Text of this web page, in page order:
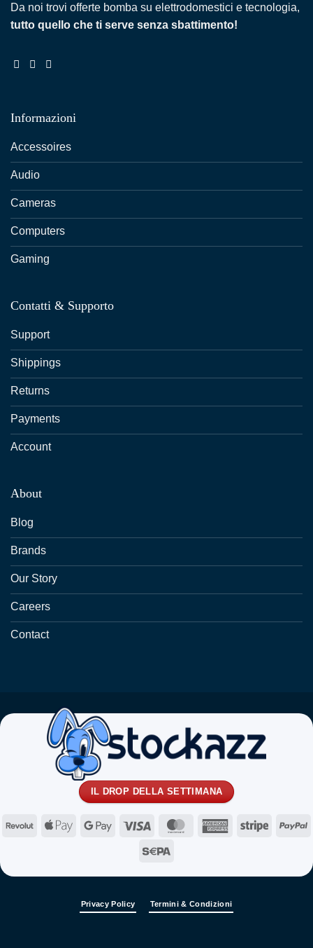
Da noi trovi offerte bomba su elettrodomestici e tecnologia,
tutto quello che ti serve senza sbattimento!
Informazioni
Accessoires
Audio
Cameras
Computers
Gaming
Contatti & Supporto
Support
Shippings
Returns
Payments
Account
About
Blog
Brands
Our Story
Careers
Contact
IL DROP DELLA SETTIMANA
RevolutApple
Google
Visa MasterCardAmericanStripe
Privacy Policy Termini & Condizioni